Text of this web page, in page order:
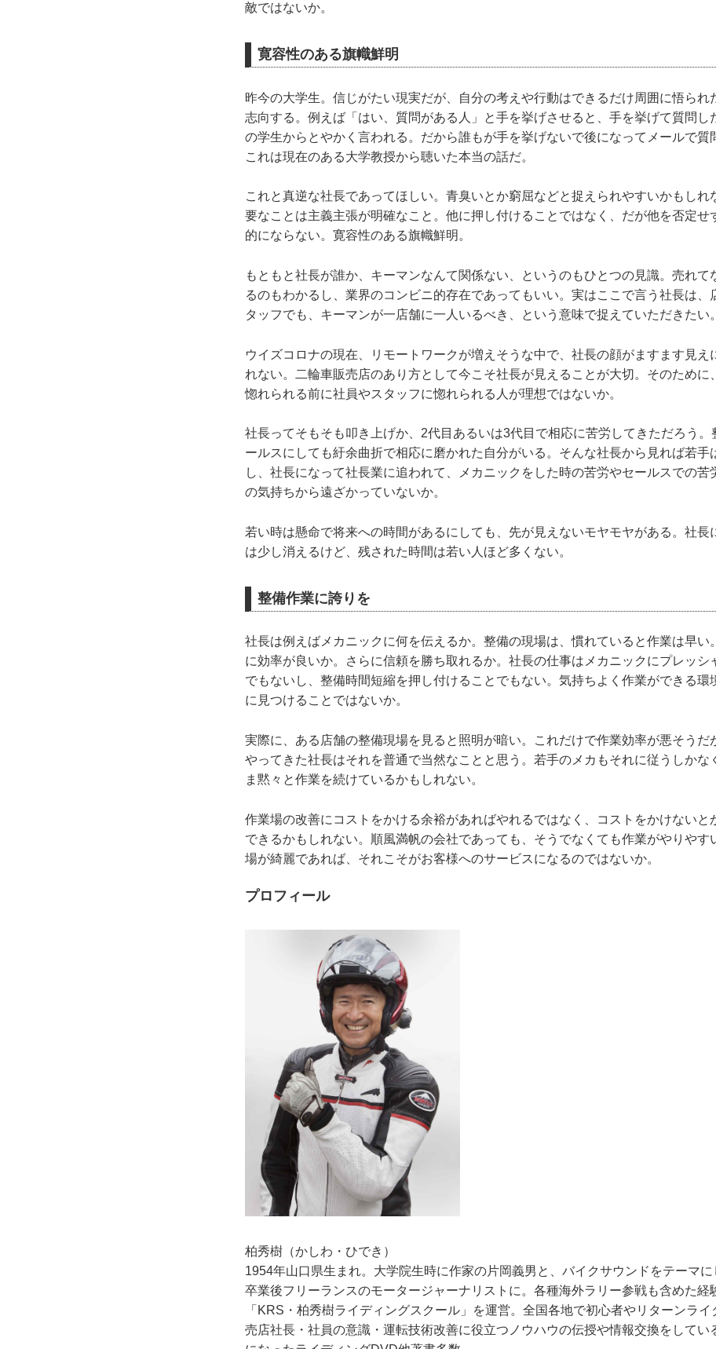
敵ではないか。
寛容性のある旗幟鮮明
昨今の大学生。信じがたい現実だが、自分の考えや行動はできるだけ周囲に悟られ
志向する。例えば「はい、質問がある人」と手を挙げさせると、手を挙げて質問し
の学生からとやかく言われる。だから誰もが手を挙げないで後になってメールで質
これは現在のある大学教授から聴いた本当の話だ。
これと真逆な社長であってほしい。青臭いとか窮屈などと捉えられやすいかもしれ
要なことは主義主張が明確なこと。他に押し付けることではなく、だが他を否定せ
的にならない。寛容性のある旗幟鮮明。
もともと社長が誰か、キーマンなんて関係ない、というのもひとつの見識。売れて
るのもわかるし、業界のコンビニ的存在であってもいい。実はここで言う社長は、
タッフでも、キーマンが一店舗に一人いるべき、という意味で捉えていただきたい。
ウイズコロナの現在、リモートワークが増えそうな中で、社長の顔がますます見え
れない。二輪車販売店のあり方として今こそ社長が見えることが大切。そのために
惚れられる前に社員やスタッフに惚れられる人が理想ではないか。
社長ってそもそも叩き上げか、2代目あるいは3代目で相応に苦労してきただろう。
ールスにしても紆余曲折で相応に磨かれた自分がいる。そんな社長から見れば若手
し、社長になって社長業に追われて、メカニックをした時の苦労やセールスでの苦
の気持ちから遠ざかっていないか。
若い時は懸命で将来への時間があるにしても、先が見えないモヤモヤがある。社長
は少し消えるけど、残された時間は若い人ほど多くない。
整備作業に誇りを
社長は例えばメカニックに何を伝えるか。整備の現場は、慣れていると作業は早い
に効率が良いか。さらに信頼を勝ち取れるか。社長の仕事はメカニックにプレッシ
でもないし、整備時間短縮を押し付けることでもない。気持ちよく作業ができる環
に見つけることではないか。
実際に、ある店舗の整備現場を見ると照明が暗い。これだけで作業効率が悪そうだ
やってきた社長はそれを普通で当然なことと思う。若手のメカもそれに従うしかな
ま黙々と作業を続けているかもしれない。
作業場の改善にコストをかける余裕があればやれるではなく、コストをかけないと
できるかもしれない。順風満帆の会社であっても、そうでなくても作業がやりやす
場が綺麗であれば、それこそがお客様へのサービスになるのではないか。
プロフィール
柏秀樹（かしわ・ひでき）
1954年山口県生まれ。大学院生時に作家の片岡義男と、バイクサウンドをテーマに
卒業後フリーランスのモータージャーナリストに。各種海外ラリー参戦も含めた経
「KRS・柏秀樹ライディングスクール」を運営。全国各地で初心者やリターンライ
売店社長・社員の意識・運転技術改善に役立つノウハウの伝授や情報交換をしてい